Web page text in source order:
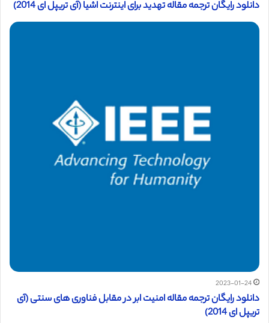
دانلود رایگان ترجمه مقاله تهدید برای اینترنت اشیا (آی تریپل ای 2014)
2023-01-24
دانلود رایگان ترجمه مقاله امنیت ابر در مقابل فناوری های سنتی (آی
تریپل ای 2014)